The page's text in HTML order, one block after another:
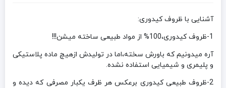
آشنایی با ظروف کیدوری:
1-ظروف کیدوری،100% از مواد طبیعی ساخته میشن!!!
آره میدونیم که باورش سخته،اما در تولیدش ازهیچ ماده پلاستیکی
و پلیمری و شیمیایی استفاده نشده.
2-ظروف طبیعی کیدوری برعکس هر ظرف یکبار مصرفی که دیده و